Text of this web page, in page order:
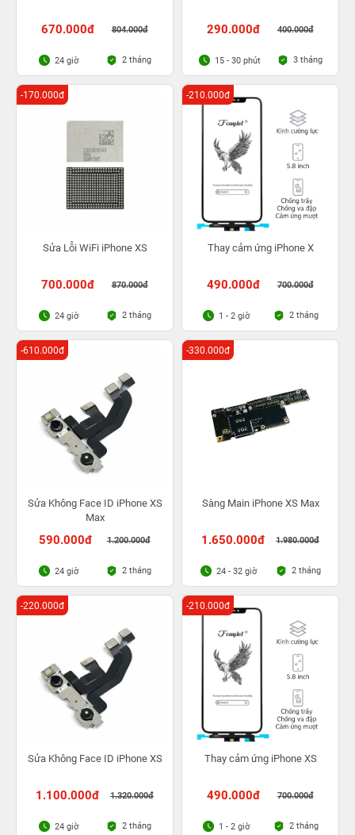
670.000đ 804.000đ
24 giờ 2 tháng
290.000đ 400.000đ
15 - 30 phút 3 tháng
Sửa Lỗi WiFi iPhone XS
700.000đ 870.000đ
-170.000đ
24 giờ 2 tháng
Thay cảm ứng iPhone X
490.000đ 700.000đ
-210.000đ
1 - 2 giờ 2 tháng
Sửa Không Face ID iPhone XS
Max
590.000đ 1.200.000đ
-610.000đ
24 giờ 2 tháng
Sàng Main iPhone XS Max
1.650.000đ 1.980.000đ
-330.000đ
24 - 32 giờ 2 tháng
Sửa Không Face ID iPhone XS
1.100.000đ 1.320.000đ
-220.000đ
24 giờ 2 tháng
Thay cảm ứng iPhone XS
490.000đ 700.000đ
-210.000đ
1 - 2 giờ 2 tháng